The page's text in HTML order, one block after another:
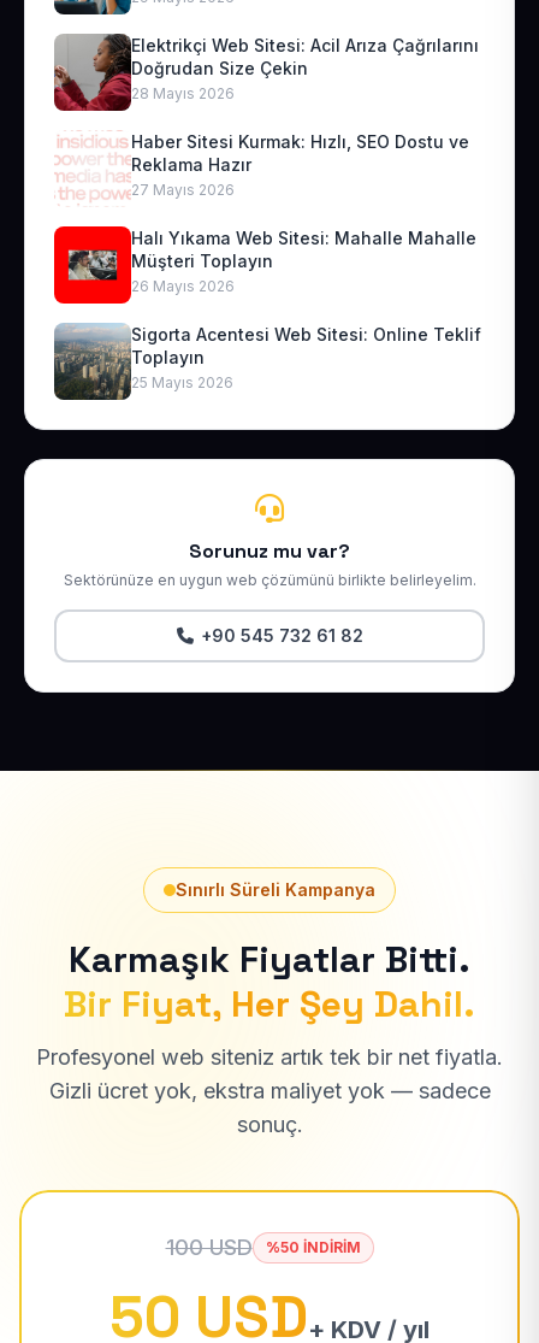
Elektrikçi Web Sitesi: Acil Arıza Çağrılarını
Doğrudan Size Çekin
28 Mayıs 2026
Haber Sitesi Kurmak: Hızlı, SEO Dostu ve
Reklama Hazır
27 Mayıs 2026
Halı Yıkama Web Sitesi: Mahalle Mahalle
Müşteri Toplayın
26 Mayıs 2026
Sigorta Acentesi Web Sitesi: Online Teklif
Toplayın
25 Mayıs 2026
Sorunuz mu var?
Sektörünüze en uygun web çözümünü birlikte belirleyelim.
+90 545 732 61 82
Sınırlı Süreli Kampanya
Karmaşık Fiyatlar Bitti.
Bir Fiyat, Her Şey Dahil.
Profesyonel web siteniz artık tek bir net fiyatla.
Gizli ücret yok, ekstra maliyet yok — sadece
sonuç.
100 USD %50 İNDİRİM
50 USD+ KDV / yıl